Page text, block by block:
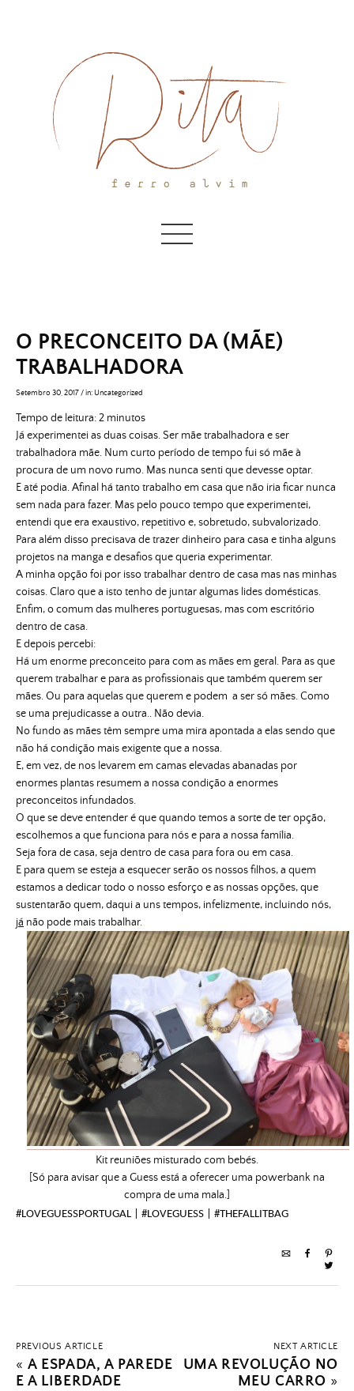
O PRECONCEITO DA (MÃE)
TRABALHADORA
Setembro 30, 2017/in: Uncategorized
Tempo de leitura:2 minutos
Já experimentei as duas coisas. Ser mãe trabalhadora e ser
trabalhadora mãe. Num curto período de tempo fui só mãe à
procura de um novo rumo. Mas nunca senti que devesse optar.
E até podia. Afinal há tanto trabalho em casa que não iria ficar nunca
sem nada para fazer. Mas pelo pouco tempo que experimentei,
entendi que era exaustivo, repetitivo e, sobretudo, subvalorizado.
Para além disso precisava de trazer dinheiro para casa e tinha alguns
projetos na manga e desafios que queria experimentar.
A minha opção foi por isso trabalhar dentro de casa mas nas minhas
coisas. Claro que a isto tenho de juntar algumas lides domésticas.
Enfim, o comum das mulheres portuguesas, mas com escritório
dentro de casa.
E depois percebi:
Há um enorme preconceito para com as mães em geral. Para as que
querem trabalhar e para as profissionais que também querem ser
mães. Ou para aquelas que querem e podem a ser só mães. Como
se uma prejudicasse a outra.. Não devia.
No fundo as mães têm sempre uma mira apontada a elas sendo que
não há condição mais exigente que a nossa.
E, em vez, de nos levarem em camas elevadas abanadas por
enormes plantas resumem a nossa condição a enormes
preconceitos infundados.
O que se deve entender é que quando temos a sorte de ter opção,
escolhemos a que funciona para nós e para a nossa família.
Seja fora de casa, seja dentro de casa para fora ou em casa.
E para quem se esteja a esquecer serão os nossos filhos, a quem
estamos a dedicar todo o nosso esforço e as nossas opções, que
sustentarão quem, daqui a uns tempos, infelizmente, incluindo nós,
já não pode mais trabalhar.
Kit reuniões misturado com bebés.
[Só para avisar que a Guess está a oferecer uma powerbank na
compra de uma mala.]
#LOVEGUESSPORTUGAL | #LOVEGUESS | #THEFALLITBAG
PREVIOUS ARTICLE
«A ESPADA, A PAREDE
E A LIBERDADE
NEXT ARTICLE
UMA REVOLUÇÃO NO
MEU CARRO »